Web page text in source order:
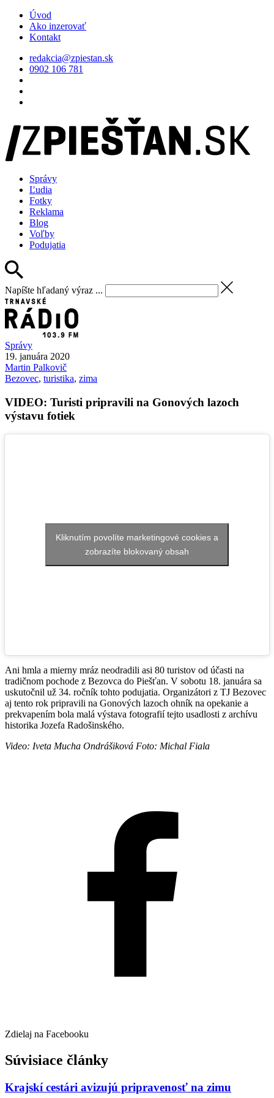
Úvod
Ako inzerovať
Kontakt
redakcia@zpiestan.sk
0902 106 781
Správy
Ľudia
Fotky
Reklama
Blog
Voľby
Podujatia
Napíšte hľadaný výraz ...
Správy
19. januára 2020
Martin Palkovič
Bezovec, turistika, zima
VIDEO: Turisti pripravili na Gonových lazoch
výstavu fotiek
Kliknutím povolíte marketingové cookies a
zobrazíte blokovaný obsah
Ani hmla a mierny mráz neodradili asi 80 turistov od účasti na
tradičnom pochode z Bezovca do Piešťan. V sobotu 18. januára sa
uskutočnil už 34. ročník tohto podujatia. Organizátori z TJ Bezovec
aj tento rok pripravili na Gonových lazoch ohník na opekanie a
prekvapením bola malá výstava fotografií tejto usadlosti z archívu
historika Jozefa Radošinského.
Video: Iveta Mucha Ondrášiková Foto: Michal Fiala
Zdielaj na Facebooku
Súvisiace články
Krajskí cestári avizujú pripravenosť na zimu